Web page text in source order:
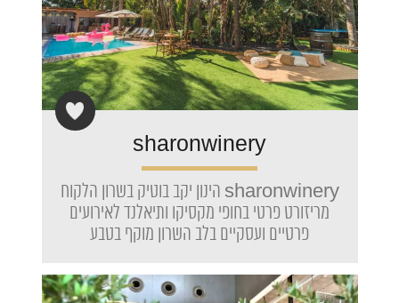
sharonwinery
sharonwinery הינון יקב בוטיק בשרון הלקוח
מריזורט פרטי בחופי מקסיקו ותיאלנד לאירועים
פרטיים ועסקיים בלב השרון מוקף בטבע